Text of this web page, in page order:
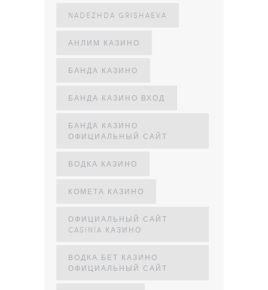
NADEZHDA GRISHAEVA
АНЛИМ КАЗИНО
БАНДА КАЗИНО
БАНДА КАЗИНО ВХОД
БАНДА КАЗИНО
ОФИЦИАЛЬНЫЙ САЙТ
ВОДКА КАЗИНО
КОМЕТА КАЗИНО
ОФИЦИАЛЬНЫЙ САЙТ
CASINIA КАЗИНО
ВОДКА БЕТ КАЗИНО
ОФИЦИАЛЬНЫЙ САЙТ